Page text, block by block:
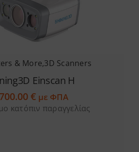
& More,3D Scanners
Einscan H
€ με ΦΠΑ
κατόπιν παραγγελίας